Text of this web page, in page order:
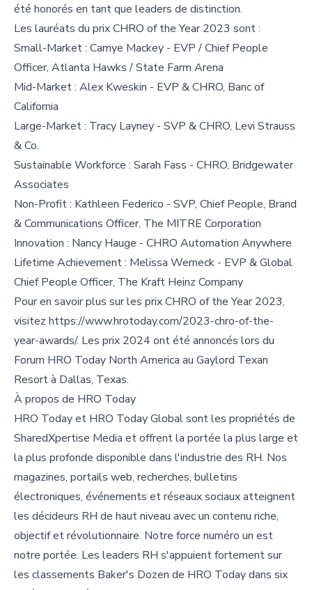
été honorés en tant que leaders de distinction.
Les lauréats du prix CHRO of the Year 2023 sont :
Small-Market : Camye Mackey - EVP / Chief People
Officer, Atlanta Hawks / State Farm Arena
Mid-Market : Alex Kweskin - EVP & CHRO, Banc of
California
Large-Market : Tracy Layney - SVP & CHRO, Levi Strauss
& Co.
Sustainable Workforce : Sarah Fass - CHRO, Bridgewater
Associates
Non-Profit : Kathleen Federico - SVP, Chief People, Brand
& Communications Officer, The MITRE Corporation
Innovation : Nancy Hauge - CHRO Automation Anywhere
Lifetime Achievement : Melissa Werneck - EVP & Global
Chief People Officer, The Kraft Heinz Company
Pour en savoir plus sur les prix CHRO of the Year 2023,
visitez https://www.hrotoday.com/2023-chro-of-the-
year-awards/. Les prix 2024 ont été annoncés lors du
Forum HRO Today North America au Gaylord Texan
Resort à Dallas, Texas.
À propos de HRO Today
HRO Today et HRO Today Global sont les propriétés de
SharedXpertise Media et offrent la portée la plus large et
la plus profonde disponible dans l'industrie des RH. Nos
magazines, portails web, recherches, bulletins
électroniques, événements et réseaux sociaux atteignent
les décideurs RH de haut niveau avec un contenu riche,
objectif et révolutionnaire. Notre force numéro un est
notre portée. Les leaders RH s'appuient fortement sur
les classements Baker's Dozen de HRO Today dans six